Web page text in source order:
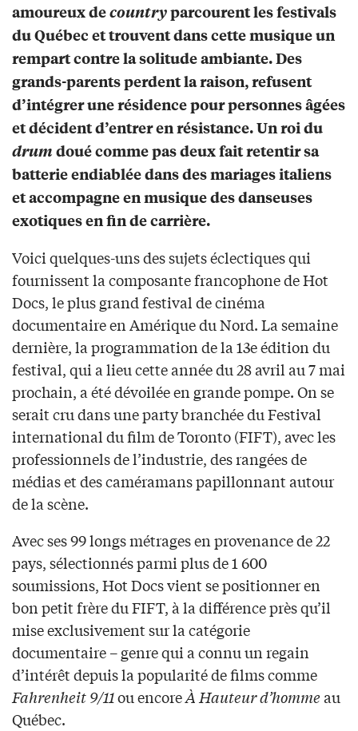
amoureux decountryparcourent les festivals
du Québec et trouvent dans cette musique un
rempart contre la solitude ambiante. Des
grands-parents perdent la raison, refusent
d’intégrer une résidence pour personnes âgées
et décident d’entrer en résistance. Un roi du
drum doué comme pas deux fait retentir sa
batterie endiablée dans des mariages italiens
et accompagne en musique des danseuses
exotiques en fin de carrière.
Voici quelques-uns des sujets éclectiques qui
fournissent la composante francophone de Hot
Docs, le plus grand festival de cinéma
documentaire en Amérique du Nord. La semaine
dernière, la programmation de la 13e édition du
festival, qui a lieu cette année du 28 avril au 7 mai
prochain, a été dévoilée en grande pompe. On se
serait cru dans une party branchée du Festival
international du film de Toronto (FIFT), avec les
professionnels de l’industrie, des rangées de
médias et des caméramans papillonnant autour
de la scène.
Avec ses 99 longs métrages en provenance de 22
pays, sélectionnés parmi plus de 1 600
soumissions, Hot Docs vient se positionner en
bon petit frère du FIFT, à la différence près qu’il
mise exclusivement sur la catégorie
documentaire – genre qui a connu un regain
d’intérêt depuis la popularité de films comme
Fahrenheit 9/11ou encoreÀ Hauteur d’hommeau
Québec.